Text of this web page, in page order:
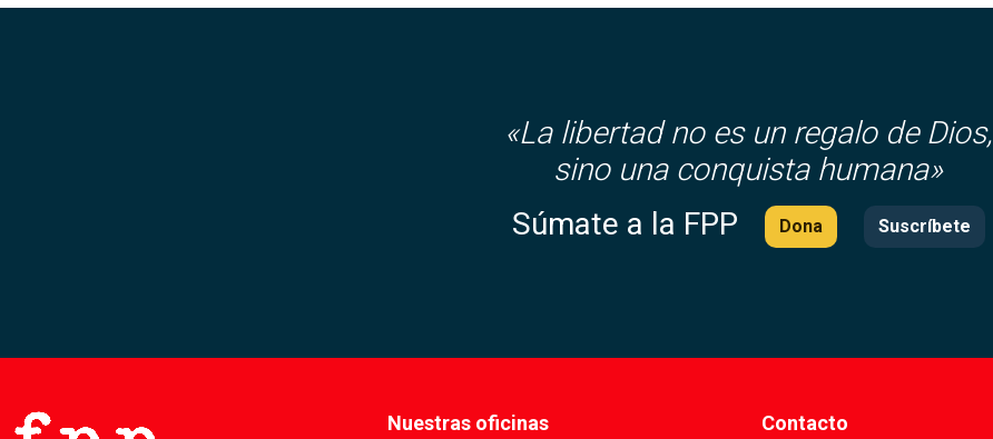
«La libertad no es un regalo de Dios,
sino una conquista humana»
Súmate a la FPP
Dona Suscríbete
Nuestras oficinas Contacto